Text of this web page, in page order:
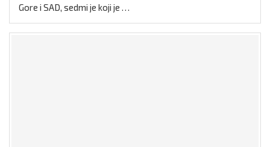
Gore i SAD, sedmi je koji je …